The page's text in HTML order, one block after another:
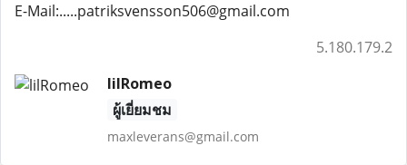
E-Mail:.....patriksvensson506@gmail.com
5.180.179.2
lilRomeo
ผู้เยี่ยมชม
maxleverans@gmail.com